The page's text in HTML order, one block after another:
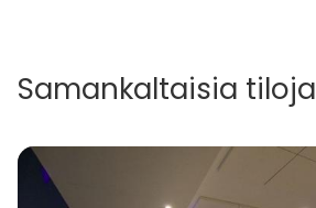
Samankaltaisia tiloja